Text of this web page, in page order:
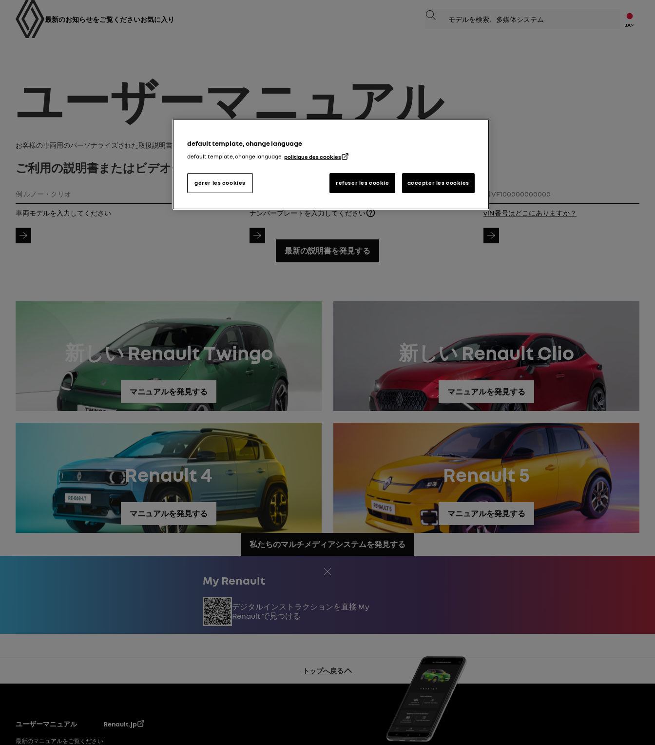
ユーザーマニュアル
メインナビゲーション
最新のお知らせをご覧ください お気に入り
検索
JA
ユーザーマニュアル
お客様の車両用のパーソナライズされた取扱説明書とビデオチュートリアルを見つけてください。
ご利用の説明書またはビデオチュートリアルを以下の方法で検索できます:
車両モデルを入力してください
モデルを検索
ナンバープレートを入力してください
ナンバープレートを検索する
vIN番号はどこにありますか？
VINを検索
最新の説明書を発見する
新しい Renault Twingo
マニュアルを発見する
新しい Renault Clio
マニュアルを発見する
Renault 4
マニュアルを発見する
Renault 5
マニュアルを発見する
私たちのマルチメディアシステムを発見する
閉じる
My Renault
デジタルインストラクションを直接 My
Renault で見つける
トップへ戻る
フッター
ユーザーマニュアル
最新のマニュアルをご覧ください
Renault.jp
default template, change language
default template, change language politique des cookies
refuser les cookie accepter les cookies
gérer les cookies